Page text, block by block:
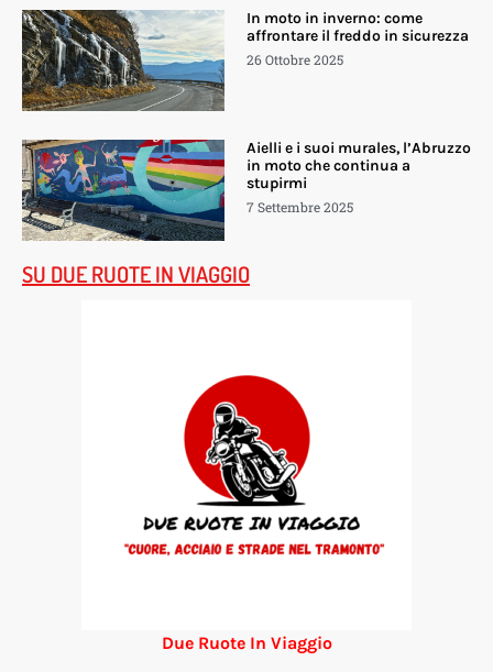
In moto in inverno: come
affrontare il freddo in sicurezza
26 Ottobre 2025
Aielli e i suoi murales, l’Abruzzo
in moto che continua a
stupirmi
7 Settembre 2025
SU DUE RUOTE IN VIAGGIO
Due Ruote In Viaggio